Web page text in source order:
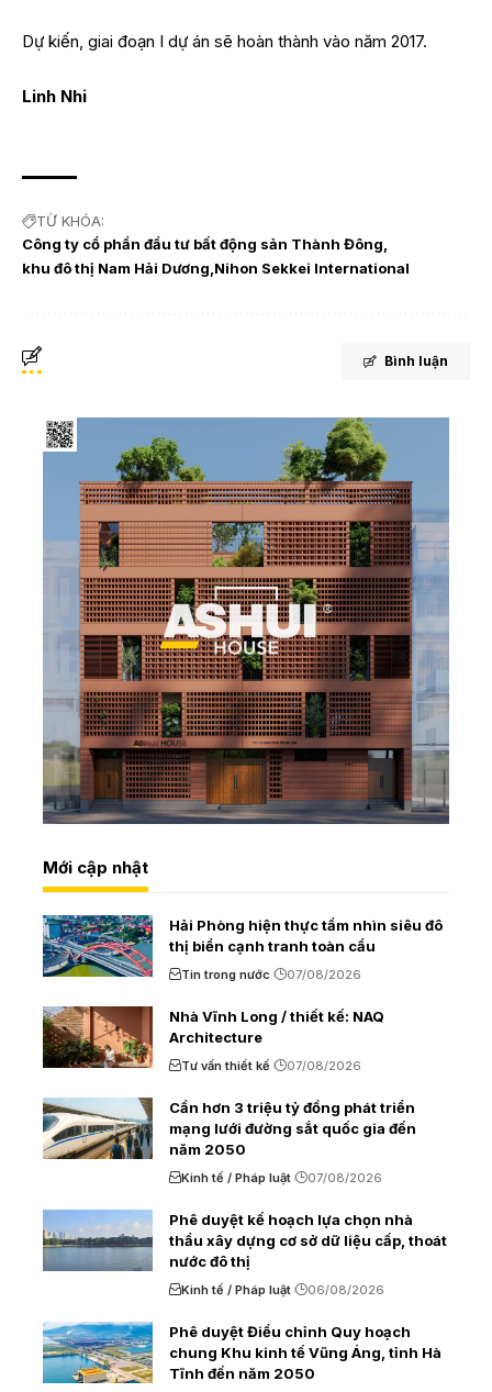
Dự kiến, giai đoạn I dự án sẽ hoàn thành vào năm 2017.
Linh Nhi
TỪ KHÓA:
Công ty cổ phần đầu tư bất động sản Thành Đông
khu đô thị Nam Hải Dương Nihon Sekkei International
Bình luận
Mới cập nhật
Hải Phòng hiện thực tầm nhìn siêu đô
thị biển cạnh tranh toàn cầu
Tin trong nước 07/08/2026
Nhà Vĩnh Long / thiết kế: NAQ
Architecture
Tư vấn thiết kế 07/08/2026
Cần hơn 3 triệu tỷ đồng phát triển
mạng lưới đường sắt quốc gia đến
năm 2050
Kinh tế / Pháp luật 07/08/2026
Phê duyệt kế hoạch lựa chọn nhà
thầu xây dựng cơ sở dữ liệu cấp, thoát
nước đô thị
Kinh tế / Pháp luật 06/08/2026
Phê duyệt Điều chỉnh Quy hoạch
chung Khu kinh tế Vũng Áng, tỉnh Hà
Tĩnh đến năm 2050